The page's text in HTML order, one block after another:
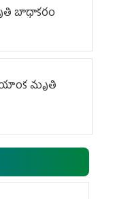
బాధాకరం
మృతి